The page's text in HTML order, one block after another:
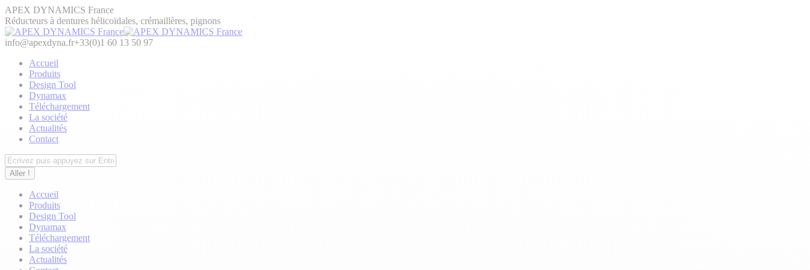
Aller
au
contenu
APEX DYNAMICS France
Réducteurs à dentures hélicoïdales, crémaillères, pignons
info@apexdyna.fr+33(0)1 60 13 50 97
Accueil
Produits
Design Tool
Dynamax
Téléchargement
La société
Actualités
Contact
Recherche
:
Accueil
Produits
Design Tool
Dynamax
Téléchargement
La société
Actualités